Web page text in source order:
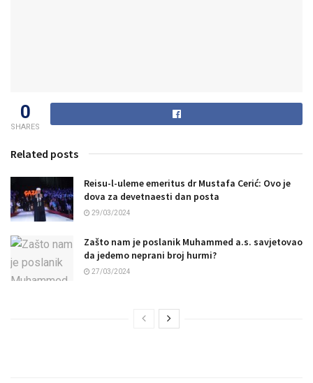
0
SHARES
Related posts
Reisu-l-uleme emeritus dr Mustafa Cerić: Ovo je
dova za devetnaesti dan posta
29/03/2024
Zašto nam je poslanik Muhammed a.s. savjetovao
da jedemo neprani broj hurmi?
27/03/2024